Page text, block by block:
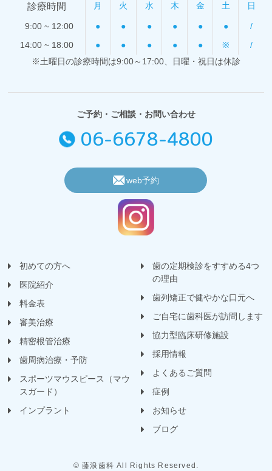
診療時間 月 火 水 木 金 土 日
9:00 ~ 12:00 ● ● ● ● ● ●
/
14:00 ~ 18:00
● ● ● ● ● ※
/
※土曜日の診療時間は9:00～17:00、日曜・祝日は休診
ご予約・ご相談・お問い合わせ
06-6678-4800
web予約
初めての方へ
医院紹介
料金表
審美治療
精密根管治療
歯周病治療・予防
スポーツマウスピース（マウ
スガード）
インプラント
歯の定期検診をすすめる4つ
の理由
歯列矯正で健やかな口元へ
ご自宅に歯科医が訪問します
協力型臨床研修施設
採用情報
よくあるご質問
症例
お知らせ
ブログ
© 藤浪歯科 All Rights Reserved.